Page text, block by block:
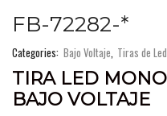
FB-72282-*
Categories: Bajo Voltaje, Tiras de Led
TIRA LED
BAJO VOLTAJE